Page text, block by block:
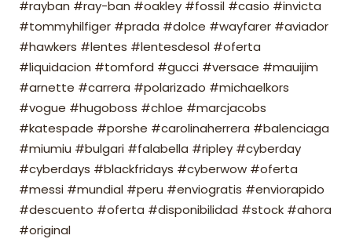
#rayban #ray-ban #oakley #fossil #casio #invicta
#tommyhilfiger #prada #dolce #wayfarer #aviador
#hawkers #lentes #lentesdesol #oferta
#liquidacion #tomford #gucci #versace #mauijim
#arnette #carrera #polarizado #michaelkors
#vogue #hugoboss #chloe #marcjacobs
#katespade #porshe #carolinaherrera #balenciaga
#miumiu #bulgari #falabella #ripley #cyberday
#cyberdays #blackfridays #cyberwow #oferta
#messi #mundial #peru #enviogratis #enviorapido
#descuento #oferta #disponibilidad #stock #ahora
#original